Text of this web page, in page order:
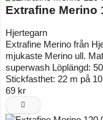
Extrafine Merino
Hjertegarn
Extrafine Merino från
mjukaste Merino ull.
superwash Löplängd:
Stickfasthet: 22 m på
69 kr